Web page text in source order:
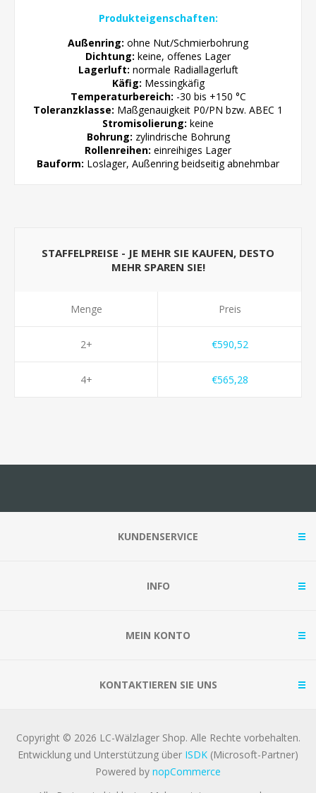
Produkteigenschaften:
Außenring: ohne Nut/Schmierbohrung
Dichtung: keine, offenes Lager
Lagerluft: normale Radiallagerluft
Käfig: Messingkäfig
Temperaturbereich: -30 bis +150 °C
Toleranzklasse: Maßgenauigkeit P0/PN bzw. ABEC 1
Stromisolierung: keine
Bohrung: zylindrische Bohrung
Rollenreihen: einreihiges Lager
Bauform: Loslager, Außenring beidseitig abnehmbar
STAFFELPREISE - JE MEHR SIE KAUFEN, DESTO
MEHR SPAREN SIE!
Menge
2+
4+
Preis
€590,52
€565,28
KUNDENSERVICE
INFO
MEIN KONTO
KONTAKTIEREN SIE UNS
Copyright © 2026 LC-Wälzlager Shop. Alle Rechte vorbehalten.
Entwicklung und Unterstützung über ISDK (Microsoft-Partner)
Powered by nopCommerce